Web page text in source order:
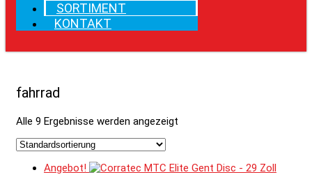
SORTIMENT
KONTAKT
fahrrad
Alle 9 Ergebnisse werden angezeigt
Angebot!